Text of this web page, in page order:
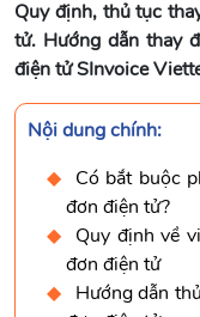
Quy định, thủ tục
tử. Hướng dẫn thay
điện tử SInvoice
Nội dung chính:
Có bắt buộc
đơn điện tử?
Quy định về
đơn điện tử
Hướng dẫn